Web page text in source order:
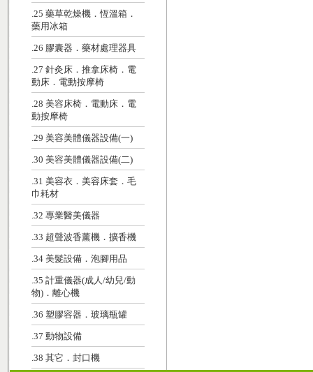
.25 藥草乾燥機．恆溫箱．
藥用冰箱
.26 膠囊器．藥材處理器具
.27 針灸床．推拿床椅．電
動床．電動按摩椅
.28 美容床椅．電動床．電
動按摩椅
.29 美容美體儀器設備(一)
.30 美容美體儀器設備(二)
.31 美容衣．美容床套．毛
巾耗材
.32 專業醫美儀器
.33 超聲波香薰機．擴香機
.34 美髮設備．泡腳用品
.35 計重儀器(成人/幼兒/動
物)．離心機
.36 塑膠容器．玻璃瓶罐
.37 動物設備
.38 其它．封口機